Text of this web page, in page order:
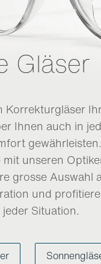
Gläser
Korrekturgläser
Ihnen auch in
gewährleisten.
mit unseren
grosse Auswahl
und
Situation.